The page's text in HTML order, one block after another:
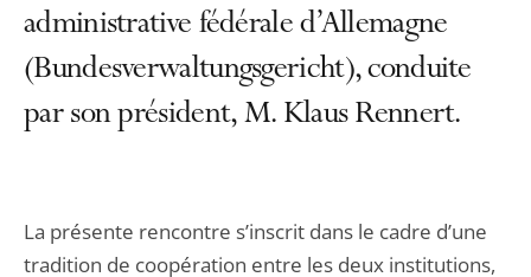
administrative fédérale d’Allemagne
(Bundesverwaltungsgericht), conduite
par son président, M. Klaus Rennert.
La présente rencontre s’inscrit dans le cadre d’une
tradition de coopération entre les deux institutions,